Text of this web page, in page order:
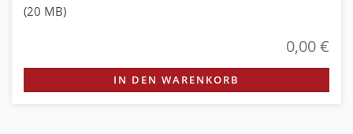
(20 MB)
0,00 €
IN DEN WARENKORB